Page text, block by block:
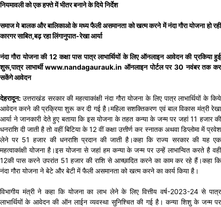
नियमावली को एक हफ्ते में भीतर बनाने के दिये निर्देश
समाज मे बालक और बालिकाओ के मध्य फैली असमानता को खत्म करने में नंदा गौरा योजना हो रही
कारगर साबित,बढ़ रहा लिंगानुपात-रेखा आर्या
नंदा गौरा योजना की 12 कक्षा पास पात्र लाभार्थियों के लिए ऑनलाइन आवेदन की प्रकिया हुई
शुरू,पात्र लाभार्थी www.nandagaurauk.in ऑनलाइन पोर्टल पर 30 नवंबर तक कर
सकेंगे आवेदन
देहरादून: उत्तराखंड सरकार की महत्वाकांक्षी नंदा गौरा योजना के लिए पात्र लाभार्थियों के किये
आवेदन करने की प्रक्रिया शुरू कर दी गई है।महिला सशक्तिकरण एवं बाल विकास मंत्री रेखा
आर्या ने जानकारी देते हुए बताया कि इस योजना के तहत कन्या के जन्म पर जहां 11 हजार की
धनराशि दी जाती है तो वहीं बिटिया के 12 वीं कक्षा उत्तीर्ण कर स्नातक अथवा डिप्लोमा में प्रवेश
लेने पर 51 हजार की धनराशि प्रदान की जाती है।कहा कि राज्य सरकार की यह एक
महत्वाकांक्षी योजना है।इस योजना से जहां हम कन्या के जन्म पर उन्हें लाभान्वित करते है वहीं
12की पास करने उपरांत 51 हजार की राशि से आच्छादित करने का काम कर रहे हैं।कहा कि
नंदा गौरा योजना ने बेटे और बेटी में फैली असमानता को खत्म करने का कार्य किया है।
विभागीय मंत्री ने कहा कि योजना का लाभ लेने के लिए वित्तीय वर्ष-2023-24 से पात्र
लाभार्थियों के आवेदन की ऑन लाईन व्यवस्था सुनिश्चित की गई है। कन्या शिशु के जन्म पर